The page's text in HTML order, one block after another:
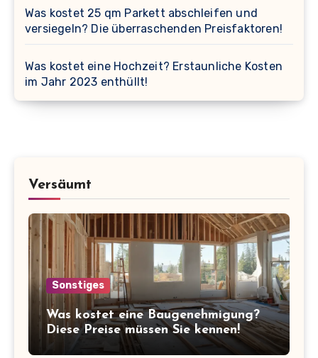
Was kostet 25 qm Parkett abschleifen und
versiegeln? Die überraschenden Preisfaktoren!
Was kostet eine Hochzeit? Erstaunliche Kosten
im Jahr 2023 enthüllt!
Versäumt
Sonstiges
Was kostet eine Baugenehmigung?
Diese Preise müssen Sie kennen!